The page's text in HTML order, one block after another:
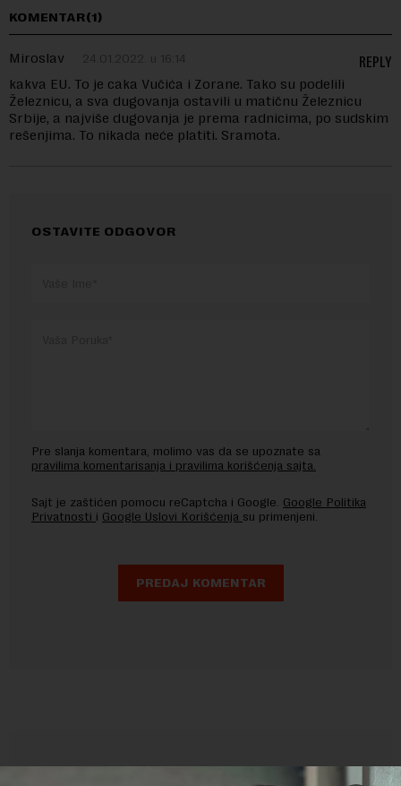
KOMENTAR(1)
Miroslav 24.01.2022. u 16:14
kakva EU. To je caka Vučića i Zorane. Tako su podelili
Železnicu, a sva dugovanja ostavili u matičnu Železnicu
Srbije, a najviše dugovanja je prema radnicima, po sudskim
rešenjima. To nikada neće platiti. Sramota.
REPLY
OSTAVITE ODGOVOR
Pre slanja komentara, molimo vas da se upoznate sa
pravilima komentarisanja i pravilima korišćenja sajta.
Sajt je zaštićen pomocu reCaptcha i Google. Google Politika
Privatnosti i Google Uslovi Korišćenja su primenjeni.